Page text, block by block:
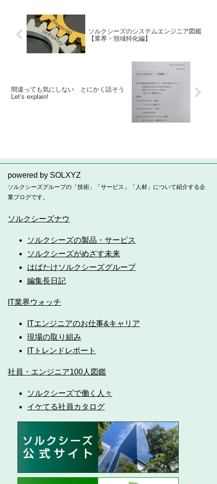
ソルクシーズのシステムエンジニア図鑑
【業界・領域特化編】
間違っても気にしない とにかく話そう
Let’s explain!
powered by SOLXYZ
ソルクシーズグループの「技術」「サービス」「人材」について紹介する企
業ブログです。
ソルクシーズナウ
ソルクシーズの製品・サービス
ソルクシーズがめざす未来
はばたけソルクシーズグループ
編集長日記
IT業界ウォッチ
ITエンジニアのお仕事&キャリア
現場の取り組み
ITトレンドレポート
社員・エンジニア100人図鑑
ソルクシーズで働く人々
イケてる社員カタログ